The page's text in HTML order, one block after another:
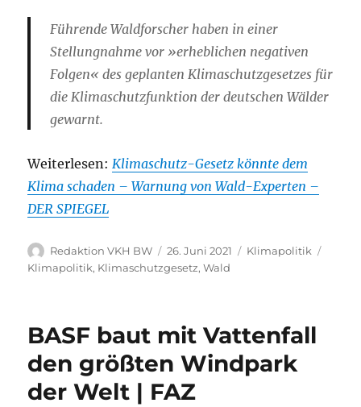
Führende Waldforscher haben in einer
Stellungnahme vor »erheblichen negativen
Folgen« des geplanten Klimaschutzgesetzes für
die Klimaschutzfunktion der deutschen Wälder
gewarnt.
Weiterlesen: Klimaschutz-Gesetz könnte dem
Klima schaden – Warnung von Wald-Experten –
DER SPIEGEL
Autor
Redaktion VKH BW
Veröffentlicht
am
26. Juni 2021 Kategorien
Klimapolitik
Klimapolitik, Klimaschutzgesetz,Wald
BASF baut mit Vattenfall
den größten Windpark
der Welt | FAZ